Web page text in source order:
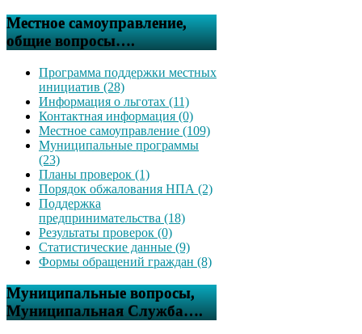
Местное самоуправление,
общие вопросы….
Программа поддержки местных
инициатив (28)
Информация о льготах (11)
Контактная информация (0)
Местное самоуправление (109)
Муниципальные программы
(23)
Планы проверок (1)
Порядок обжалования НПА (2)
Поддержка
предпринимательства (18)
Результаты проверок (0)
Статистические данные (9)
Формы обращений граждан (8)
Муниципальные вопросы,
Муниципальная Служба….